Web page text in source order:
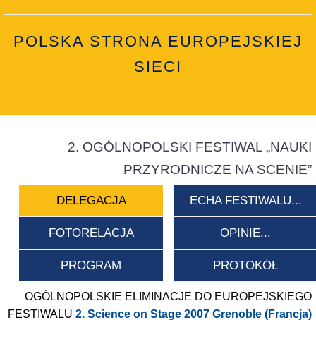
POLSKA STRONA EUROPEJSKIEJ
SIECI
2. OGÓLNOPOLSKI FESTIWAL „NAUKI
PRZYRODNICZE NA SCENIE”
ECHA FESTIWALU...
DELEGACJA
OPINIE...
FOTORELACJA
PROTOKÓŁ
PROGRAM
OGÓLNOPOLSKIE ELIMINACJE DO EUROPEJSKIEGO
FESTIWALU 2. Science on Stage 2007 Grenoble (Francja)